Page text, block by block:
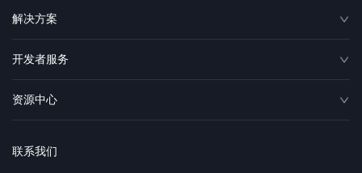
解决方案
开发者服务
资源中心
联系我们